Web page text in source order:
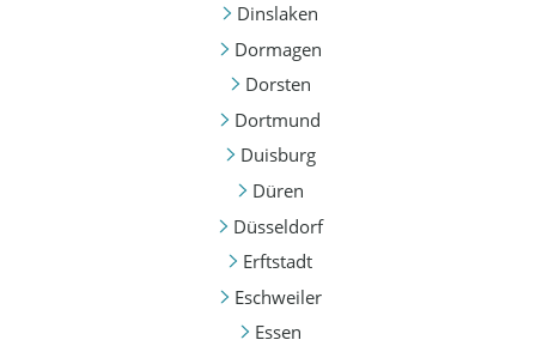
Dinslaken
Dormagen
Dorsten
Dortmund
Duisburg
Düren
Düsseldorf
Erftstadt
Eschweiler
Essen